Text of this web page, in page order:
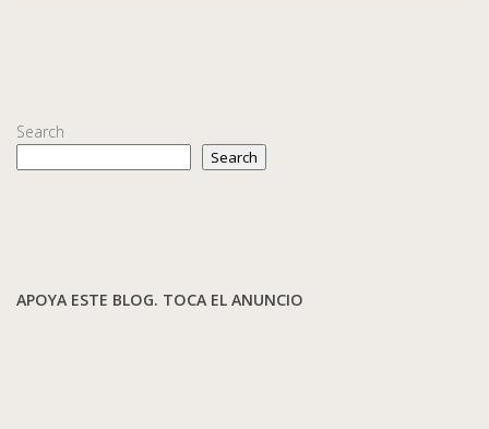
Search
Search
APOYA ESTE BLOG. TOCA EL ANUNCIO